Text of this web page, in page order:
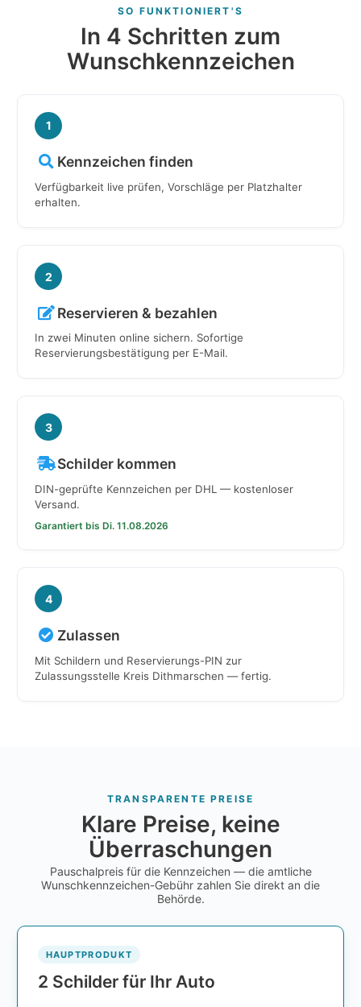
SO FUNKTIONIERT'S
In 4 Schritten zum
Wunschkennzeichen
1
Kennzeichen finden
Verfügbarkeit live prüfen, Vorschläge per Platzhalter
erhalten.
2
Reservieren & bezahlen
In zwei Minuten online sichern. Sofortige
Reservierungsbestätigung per E-Mail.
3
Schilder kommen
DIN-geprüfte Kennzeichen per DHL — kostenloser
Versand.
Garantiert bis Di. 11.08.2026
4
Zulassen
Mit Schildern und Reservierungs-PIN zur
Zulassungsstelle Kreis Dithmarschen — fertig.
TRANSPARENTE PREISE
Klare Preise, keine
Überraschungen
Pauschalpreis für die Kennzeichen — die amtliche
Wunschkennzeichen-Gebühr zahlen Sie direkt an die
Behörde.
HAUPTPRODUKT
2 Schilder für Ihr Auto